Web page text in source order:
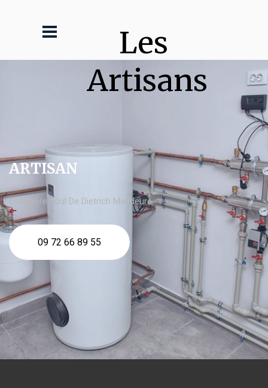
Les
Artisans
ARTISAN
chaudière fioul De Dietrich Mandeure
09 72 66 89 55